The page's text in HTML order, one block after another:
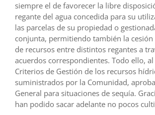
siempre el de favorecer la libre
regante del agua concedida para su
las parcelas de su propiedad o
conjunta, permitiendo también la
de recursos entre distintos regantes a
acuerdos correspondientes. Todo ello,
Criterios de Gestión de los recursos
suministrados por la Comunidad,
General para situaciones de sequía.
han podido sacar adelante no pocos